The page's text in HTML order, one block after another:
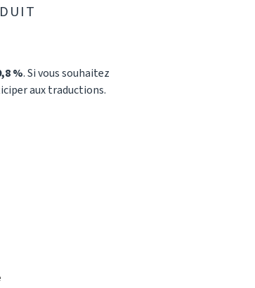
%. Si vous souhaitez
aux traductions.